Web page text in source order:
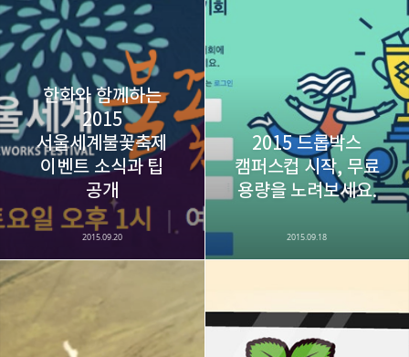
레이니아
다방면의 깊은 관심과 얕은 이해도를 갖춘 보편적
비주류이자 진화하는 영원한 주변인.
구독하기
구독하기 카카오톡 트위터
카카오스토리 밴드 네이버 블로그
한화와 함께하는
2015
서울세계불꽃축제
이벤트 소식과 팁
공개
2015.09.20
2015 드롭박스
캠퍼스컵 시작, 무료
용량을 노려보세요.
2015.09.18